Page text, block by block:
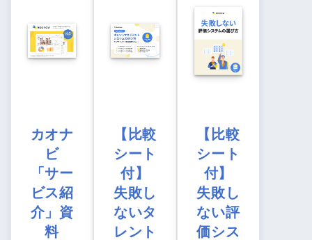
カオナ
ビ
「サー
ビス紹
介」資
料
【比較
シート
付】
失敗し
ないタ
レント
【比較
シート
付】
失敗し
ない評
価シス